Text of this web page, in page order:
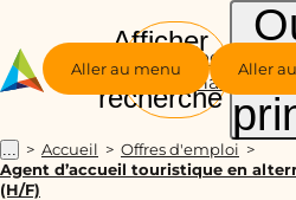
Aller au menu Aller
Groupe
Alternance
Afficher
la
recherche
le
... Accueil
Offres d'emploi
Agent d’accueil touristique en
(H/F)